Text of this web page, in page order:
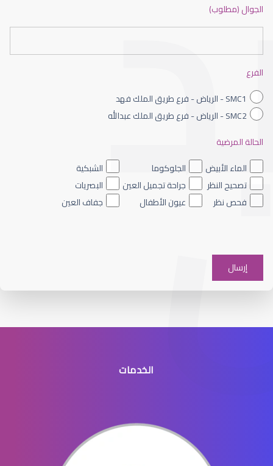
الماء الأزرق داخل العين
الماء الأزرق في العيون
الجوال (مطلوب)
الفرع
SMC1 - الرياض - فرع طريق الملك فهد
SMC2 - الرياض - فرع طريق الملك عبدالله
الحالة المرضية
الماء الأبيض
الجلوكوما
الشبكية
تصحيح النظر
جراحة تجميل العين
البصريات
فحص نظر
عيون الأطفال جفاف العين
الخدمات